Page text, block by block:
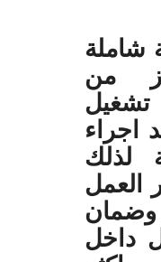
شاملة
من
اجراء
لذلك
العمل
وضمان
داخل